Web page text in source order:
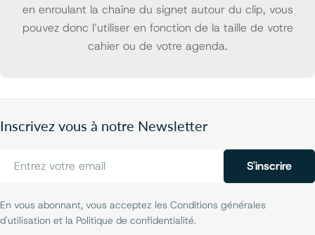
en enroulant la chaîne du signet autour du clip, vous
pouvez donc l’utiliser en fonction de la taille de votre
cahier ou de votre agenda.
Inscrivez vous à notre Newsletter
S'inscrire
En vous abonnant, vous acceptez les Conditions générales
d'utilisation et la Politique de confidentialité.